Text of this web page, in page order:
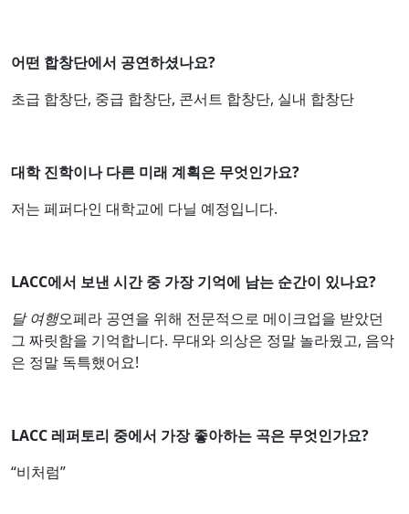
어떤 합창단에서 공연하셨나요?
초급 합창단, 중급 합창단, 콘서트 합창단, 실내 합창단
대학 진학이나 다른 미래 계획은 무엇인가요?
저는 페퍼다인 대학교에 다닐 예정입니다.
LACC에서 보낸 시간 중 가장 기억에 남는 순간이 있나요?
달 여행오페라 공연을 위해 전문적으로 메이크업을 받았던
그 짜릿함을 기억합니다. 무대와 의상은 정말 놀라웠고, 음악
은 정말 독특했어요!
LACC 레퍼토리 중에서 가장 좋아하는 곡은 무엇인가요?
“비처럼”